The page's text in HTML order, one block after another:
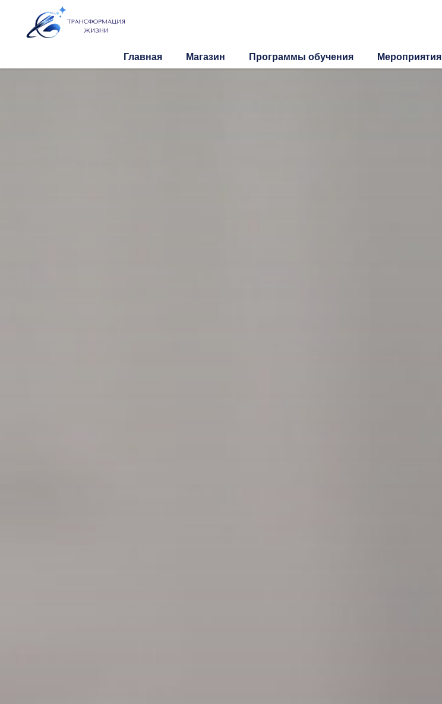
Главная Магазин Программы обучения Мероприятия